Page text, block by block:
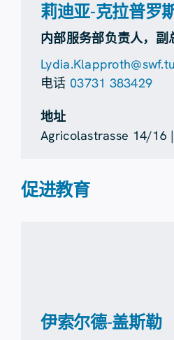
莉迪亚-克拉普罗
内部服务部负责人，副
电话 03731 383429
地址
Agricolastrasse 14/16
促进教育
伊索尔德-盖斯勒